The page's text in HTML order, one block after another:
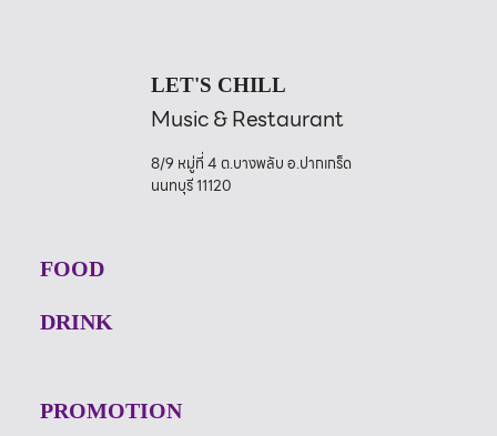
LET'S CHILL
Music & Restaurant
8/9 หมู่ที่ 4 ต.บางพลับ อ.ปากเกร็ด
นนทบุรี 11120
FOOD
DRINK
PROMOTION